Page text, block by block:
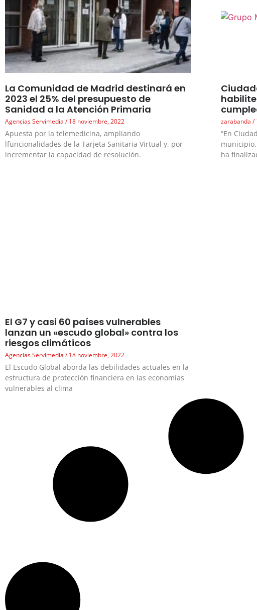
La Comunidad de Madrid destinará en
2023 el 25% del presupuesto de
Sanidad a la Atención Primaria
Agencias Servimedia 18 noviembre, 2022
Apuesta por la telemedicina, ampliando
lfuncionalidades de la Tarjeta Sanitaria Virtual y, por
incrementar la capacidad de resolución.
zarabanda
“En
ha
El G7 y casi 60 países vulnerables
lanzan un «escudo global» contra los
riesgos climáticos
Agencias Servimedia 18 noviembre, 2022
El Escudo Global aborda las debilidades actuales en la
estructura de protección financiera en las economías
vulnerables al clima